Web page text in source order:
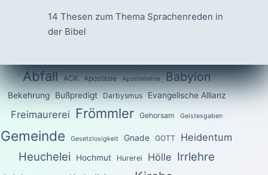
14 Thesen zum Thema Sprachenreden in
der Bibel
Abfall ACK Apostasie Apostellehre Babylon
Bekehrung Bußpredigt Darbysmus Evangelische Allianz
Freimaurerei Frömmler Gehorsam Geistesgaben
Gemeinde Gesetzlosigkeit Gnade GOTT Heidentum
Heuchelei Hochmut Hurerei Hölle Irrlehre